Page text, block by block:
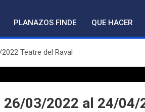
PLANAZOS FINDE QUE HACER
Teatre del Raval
03/2022 al 24/